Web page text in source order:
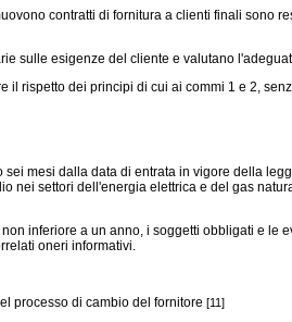
contratti di fornitura a clienti finali sono
sulle esigenze del cliente e valutano
rispetto dei principi di cui ai commi 1 e 2,
mesi dalla data di entrata in vigore della
settori dell'energia elettrica e del gas
inferiore a un anno, i soggetti obbligati e
oneri informativi.
processo di cambio del fornitore [11]